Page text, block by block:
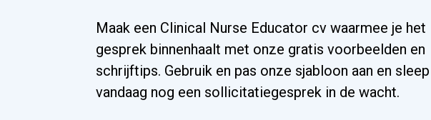
Maak een Clinical Nurse Educator cv waarmee je het
gesprek binnenhaalt met onze gratis voorbeelden en
schrijftips. Gebruik en pas onze sjabloon aan en sleep
vandaag nog een sollicitatiegesprek in de wacht.